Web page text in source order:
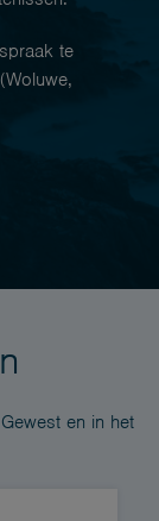
te
en in het